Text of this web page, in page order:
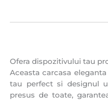
Ofera dispozitivului tau
Aceasta carcasa
tau perfect si designul
presus de toate,